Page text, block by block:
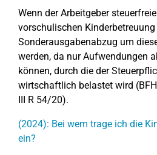
Wenn der Arbeitgeber
vorschulischen
Sonderausgabenabzug um
werden, da nur Aufwendungen
können, durch die der
wirtschaftlich belastet wird
III R 54/20).
(2024): Bei wem trage ich die
ein?